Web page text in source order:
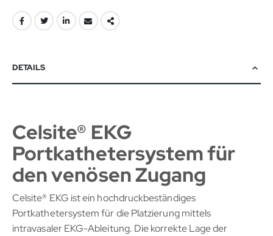
DETAILS
Celsite® EKG
Portkathetersystem für
den venösen Zugang
Celsite® EKG ist ein hochdruckbeständiges
Portkathetersystem für die Platzierung mittels
intravasaler EKG-Ableitung. Die korrekte Lage der